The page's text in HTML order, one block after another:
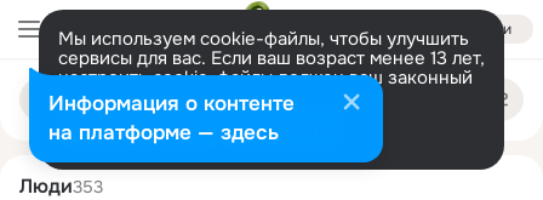
Войти
Мы используем cookie-файлы, чтобы улучшить
сервисы для вас. Если ваш возраст менее 13 лет,
настроить cookie-файлы должен ваш законный
представитель. Больше информации
Разрешить все Настроить
Поиск
людям
tatyana myakisheva
Люди353
Информация о контенте
на платформе — здесь